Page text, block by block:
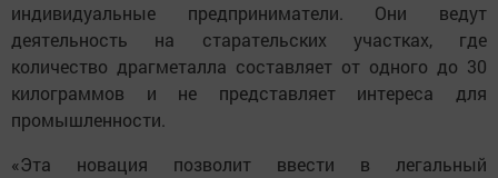
индивидуальные предприниматели. Они ведут
деятельность на старательских участках, где
количество драгметалла составляет от одного до 30
килограммов и не представляет интереса для
промышленности.
«Эта новация позволит ввести в легальный